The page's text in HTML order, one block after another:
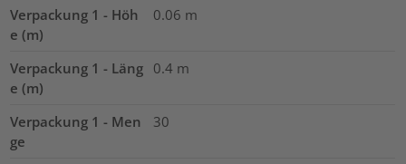
Verpackung 1 - Höh
e (m)
0.06 m
Verpackung 1 - Läng
e (m)
0.4 m
Verpackung 1 - Men
ge
30